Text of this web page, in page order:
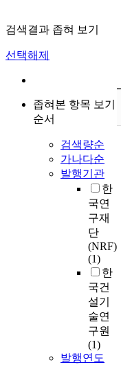
검색결과 좁혀 보기
선택해제
좁혀본 항목 보기
순서
검색량순
가나다순
발행기관
한
국연
구재
단
(NRF)
(1)
한
국건
설기
술연
구원
(1)
발행연도